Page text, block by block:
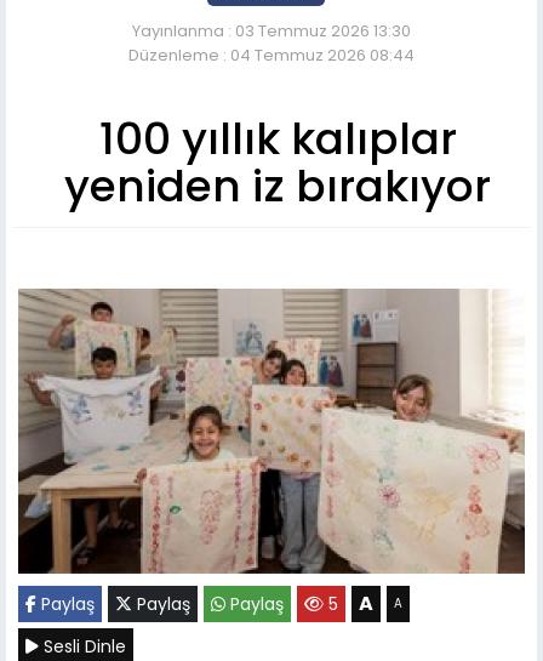
Yayınlanma : 03 Temmuz 2026 13:30
Düzenleme : 04 Temmuz 2026 08:44
100 yıllık kalıplar
yeniden iz bırakıyor
Paylaş Paylaş Paylaş 5 A A
Sesli Dinle